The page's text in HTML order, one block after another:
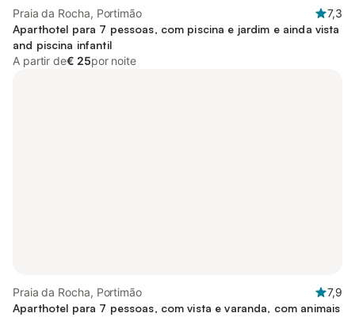
Praia da Rocha, Portimão
7,3
Aparthotel para 7 pessoas, com piscina e jardim e ainda vista
and piscina infantil
A partir de€ 25por noite
Praia da Rocha, Portimão
7,9
Aparthotel para 7 pessoas, com vista e varanda, com animais